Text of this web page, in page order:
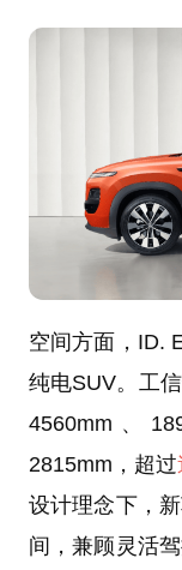
空间方面，ID.
纯电SUV。工
4560mm、
2815mm，超过
设计理念下，
间，兼顾灵活